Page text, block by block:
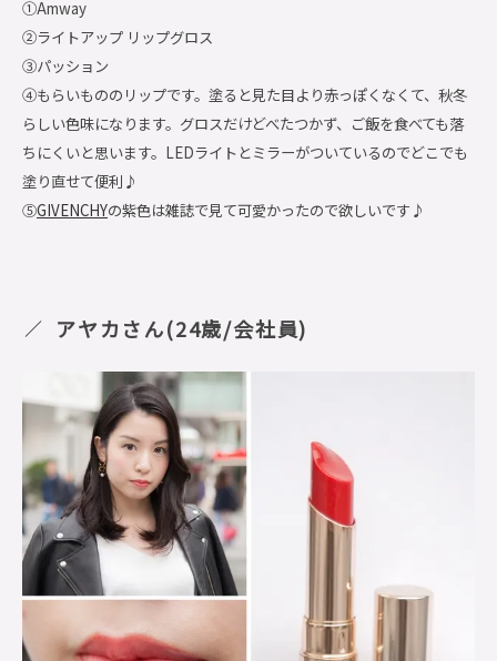
①Amway
②ライトアップ リップグロス
③パッション
④もらいもののリップです。塗ると見た目より赤っぽくなくて、秋冬
らしい色味になります。グロスだけどべたつかず、ご飯を食べても落
ちにくいと思います。LEDライトとミラーがついているのでどこでも
塗り直せて便利♪
⑤GIVENCHYの紫色は雑誌で見て可愛かったので欲しいです♪
アヤカさん(24歳/会社員)